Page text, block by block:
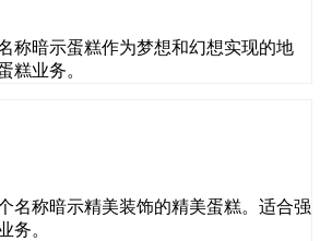
称暗示蛋糕作为梦想和幻想实现的地
糕业务。
名称暗示精美装饰的精美蛋糕。适合强
务。